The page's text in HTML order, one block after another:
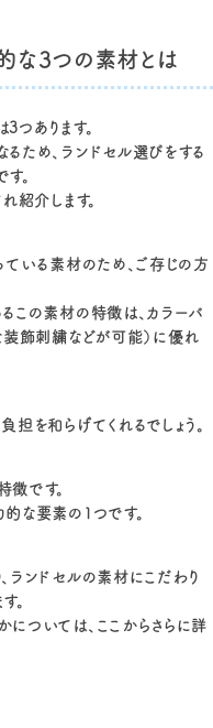
な3つの素材とは
あります。
ため、ランドセル選びをする
。
紹介します。
ている素材のため、ご存じの方
この素材の特徴は、カラーバ
装飾刺繍などが可能）に優れ
を和らげてくれるでしょう。
です。
な要素の1つです。
ランドセルの素材にこだわり
。
ついては、ここからさらに詳